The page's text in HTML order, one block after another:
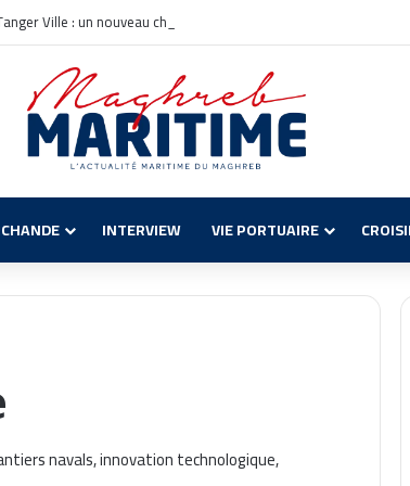
Ville : un nouveau chapitre pour la croisière en Méditerranée
INTERVIEW VIE PORTUAIRE
navals, innovation technologique,